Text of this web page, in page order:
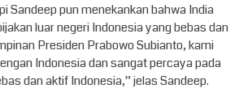
Sandeep pun menekankan bahwa India
luar negeri Indonesia yang bebas dan
Presiden Prabowo Subianto, kami
Indonesia dan sangat percaya pada
dan aktif Indonesia,” jelas Sandeep.